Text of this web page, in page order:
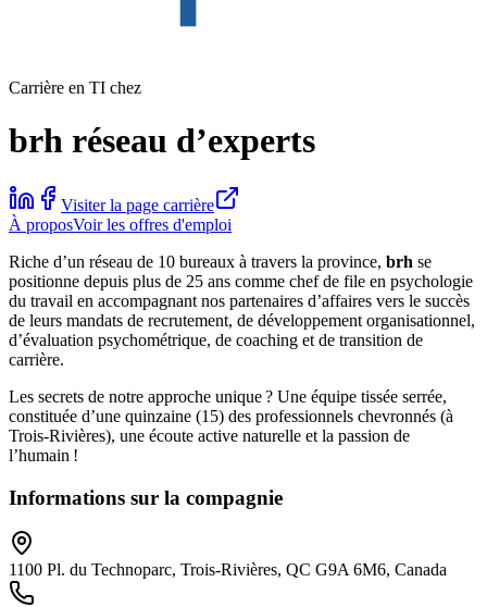
Carrière en TI chez
brh réseau d’experts
Visiter la page carrière
À proposVoir les offres d'emploi
Riche d’un réseau de 10 bureaux à travers la province, brh se
positionne depuis plus de 25 ans comme chef de file en psychologie
du travail en accompagnant nos partenaires d’affaires vers le succès
de leurs mandats de recrutement, de développement organisationnel,
d’évaluation psychométrique, de coaching et de transition de
carrière.
Les secrets de notre approche unique ? Une équipe tissée serrée,
constituée d’une quinzaine (15) des professionnels chevronnés (à
Trois-Rivières), une écoute active naturelle et la passion de
l’humain !
Informations sur la compagnie
1100 Pl. du Technoparc, Trois-Rivières, QC G9A 6M6, Canada